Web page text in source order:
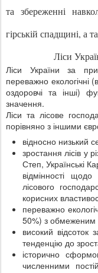
та збереженні
гірській спадщині, а
Ліси
Ліси України за
переважно екологічні
оздоровчі та інші)
значення.
Ліси та лісове
порівняно з іншими
відносно низький
зростання лісів у
Степ, Українські
відмінності
лісового
корисних
переважно
50%) з обмеженим
високий відсоток
тенденцію до
історично
численними